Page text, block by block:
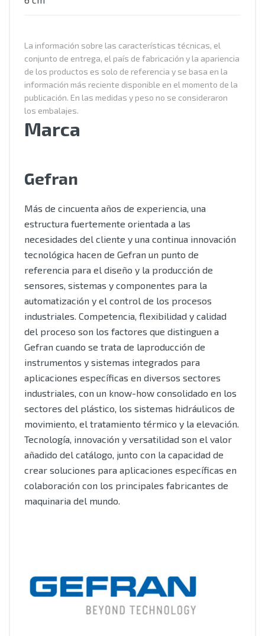
La información sobre las características técnicas, el
conjunto de entrega, el país de fabricación y la apariencia
de los productos es solo de referencia y se basa en la
información más reciente disponible en el momento de la
publicación. En las medidas y peso no se consideraron
los embalajes.
Marca
Gefran
Más de cincuenta años de experiencia, una
estructura fuertemente orientada a las
necesidades del cliente y una continua innovación
tecnológica hacen de Gefran un punto de
referencia para el diseño y la producción de
sensores, sistemas y componentes para la
automatización y el control de los procesos
industriales. Competencia, flexibilidad y calidad
del proceso son los factores que distinguen a
Gefran cuando se trata de laproducción de
instrumentos y sistemas integrados para
aplicaciones específicas en diversos sectores
industriales, con un know-how consolidado en los
sectores del plástico, los sistemas hidráulicos de
movimiento, el tratamiento térmico y la elevación.
Tecnología, innovación y versatilidad son el valor
añadido del catálogo, junto con la capacidad de
crear soluciones para aplicaciones específicas en
colaboración con los principales fabricantes de
maquinaria del mundo.